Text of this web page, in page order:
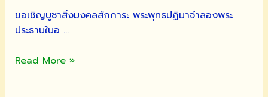
ขอเชิญบูชาสิ่งมงคลสักการะ พระพุทธปฏิมาจำลองพระ
ประธานในอ …
ขอ
Read More »